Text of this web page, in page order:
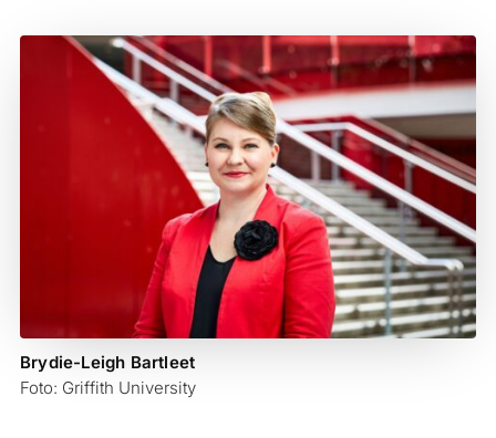
Brydie-Leigh Bartleet
Foto: Griffith University